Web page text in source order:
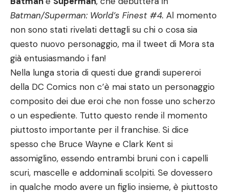
Batman/Superman: World’s Finest #4. Al momento
non sono stati rivelati dettagli su chi o cosa sia
questo nuovo personaggio, ma il tweet di Mora sta
già entusiasmando i fan!
Nella lunga storia di questi due grandi supereroi
della DC Comics non c’è mai stato un personaggio
composito dei due eroi che non fosse uno scherzo
o un espediente. Tutto questo rende il momento
piuttosto importante per il franchise. Si dice
spesso che Bruce Wayne e Clark Kent si
assomiglino, essendo entrambi bruni con i capelli
scuri, mascelle e addominali scolpiti. Se dovessero
in qualche modo avere un figlio insieme, è piuttosto